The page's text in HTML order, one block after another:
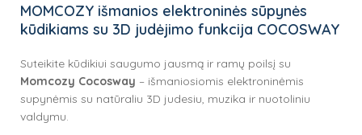
MOMCOZY išmanios elektroninės sūpynės
kūdikiams su 3D judėjimo funkcija COCOSWAY
Suteikite kūdikiui saugumo jausmą ir ramų poilsį su
Momcozy Cocosway – išmaniosiomis elektroninėmis
supynėmis su natūraliu 3D judesiu, muzika ir nuotoliniu
valdymu.